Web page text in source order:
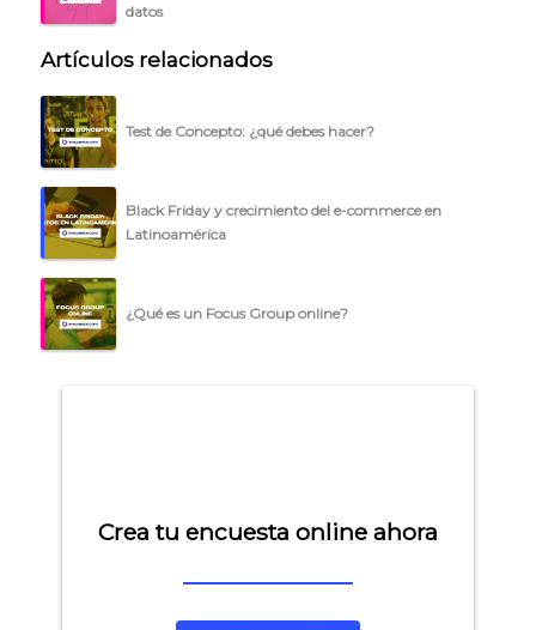
datos
Artículos relacionados
Test de Concepto: ¿qué debes hacer?
Black Friday y crecimiento del e-commerce en
Latinoamérica
¿Qué es un Focus Group online?
Crea tu encuesta online ahora